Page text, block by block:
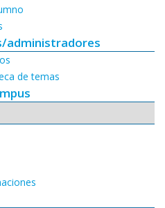
administradores
de temas